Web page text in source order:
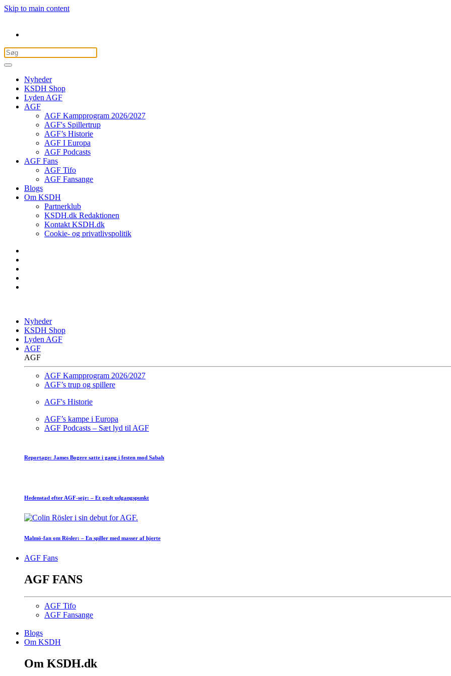
Skip to main content
Nyheder
KSDH Shop
Lyden AGF
AGF
AGF Kampprogram 2026/2027
AGF's Spillertrup
AGF’s Historie
AGF I Europa
AGF Podcasts
AGF Fans
AGF Tifo
AGF Fansange
Blogs
Om KSDH
Partnerklub
KSDH.dk Redaktionen
Kontakt KSDH.dk
Cookie- og privatlivspolitik
Nyheder
KSDH Shop
Lyden AGF
AGF
AGF
AGF Kampprogram 2026/2027
AGF’s trup og spillere
AGF's Historie
AGF’s kampe i Europa
AGF Podcasts – Sæt lyd til AGF
Reportage: James Bogere satte i gang i festen mod Sabah
Hedenstad efter AGF-sejr: – Et godt udgangspunkt
Malmö-fan om Rösler: – En spiller med masser af hjerte
AGF Fans
AGF FANS
AGF Tifo
AGF Fansange
Blogs
Om KSDH
Om KSDH.dk